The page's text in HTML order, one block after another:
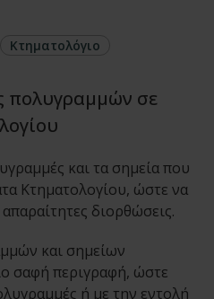
Κτηματολόγιο
πολυγραμμών σε
και τα σημεία που
Κτηματολογίου, ώστε να
διορθώσεις.
και σημείων
σαφή περιγραφή, ώστε
ή με την εντολή